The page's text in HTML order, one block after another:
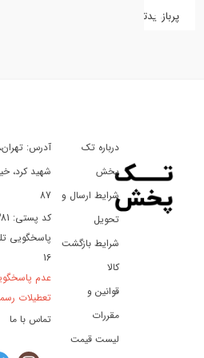
کفش
سفر
تفریح
پربازدیدترین
درباره تک
پخش
شرایط ارسال و
تحویل
شرایط بازگشت
کالا
قوانین و
مقررات
لیست قیمت
آدرس:
شهید کرد،
87
کد پستی: 1675737381
16
عدم
تعطیلات
تماس با ما